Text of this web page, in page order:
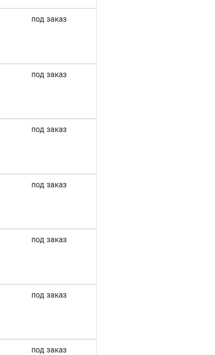
под заказ
под заказ
под заказ
под заказ
под заказ
под заказ
под заказ